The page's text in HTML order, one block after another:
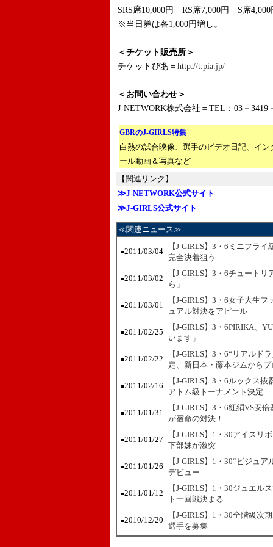
SRS席10,000円 RS席7,000円 S席
※当日券は各1,000円増し。
＜チケット販売所＞
チケットぴあ＝ http://t.pia.jp/
＜お問い合わせ＞
J-NETWORK株式会社＝TEL：03－3419
GBRのJ-GIRLS特集
白熱の試合映像、選手のビデオ日記、イ
ール動画＆写真など
【関連リンク】
≫J-NETWORK公式サイト
≫J-GIRLS公式サイト
≪関連ニュース≫
■2011/03/04
【J-GIRLS】3・6ミニフラ
完全決着狙う
■2011/03/02
【J-GIRLS】3・6チュート
ら」
■2011/03/01
【J-GIRLS】3・6女子大生
ュアル対決をアピール
■2011/02/25
【J-GIRLS】3・6PIRIKA、
います」
■2011/02/22
【J-GIRLS】3・6“リアルド
定、新日本・藤本ジムから
■2011/02/16
【J-GIRLS】3・6ルックス
アトム級トーナメント決定
■2011/01/31
【J-GIRLS】3・6紅絹VS安
が宿命の対決！
■2011/01/27
【J-GIRLS】1・30アイスリ
下部妹が激突
■2011/01/26
【J-GIRLS】1・30“ビジュ
デビュー
■2011/01/12
【J-GIRLS】1・30ジュエル
ト一回戦決まる
■2010/12/20
【J-GIRLS】1・30全階級次
選手を募集